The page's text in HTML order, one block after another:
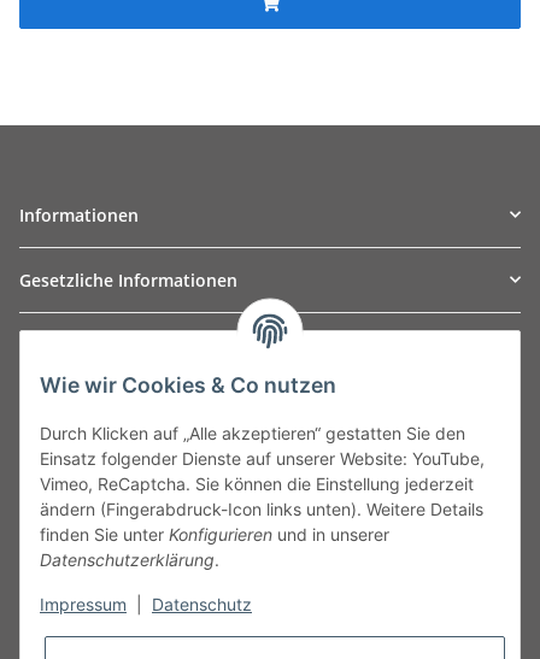
Informationen
Gesetzliche Informationen
Leibnizstraße 2a
Germany
Phone:+49 40 5287270
Fax:+49 40 5281050
Email:sales@tow-automotive.de
Wie wir Cookies & Co nutzen
Durch Klicken auf „Alle akzeptieren“ gestatten Sie den
Einsatz folgender Dienste auf unserer Website: YouTube,
Vimeo, ReCaptcha. Sie können die Einstellung jederzeit
ändern (Fingerabdruck-Icon links unten). Weitere Details
finden Sie unter Konfigurieren und in unserer
Datenschutzerklärung.
Impressum Datenschutz